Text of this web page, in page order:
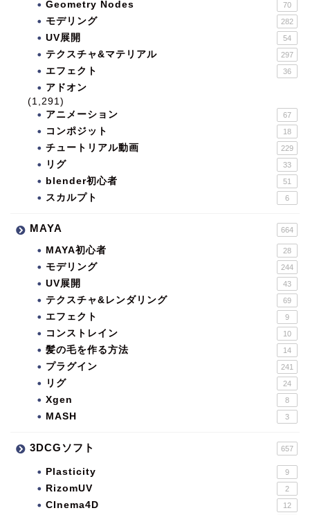
Geometry Nodes 70
モデリング 282
UV展開 54
テクスチャ&マテリアル 297
エフェクト 36
アドオン
(1,291)
アニメーション
67
コンポジット 18
チュートリアル動画 229
リグ 33
blender初心者 51
スカルプト 6
MAYA 664
MAYA初心者 28
モデリング 244
UV展開 43
テクスチャ&レンダリング 69
エフェクト 9
コンストレイン 10
髪の毛を作る方法 14
プラグイン 241
リグ 24
Xgen 8
MASH 3
3DCGソフト 657
Plasticity 9
RizomUV 2
CInema4D 12